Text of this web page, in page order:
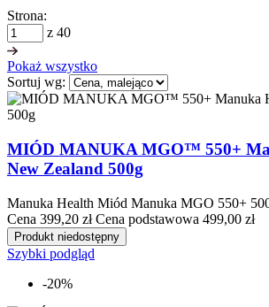
Strona:
z 40
Pokaż wszystko
Sortuj wg:
MIÓD MANUKA MGO™ 550+
New Zealand 500g
Manuka Health Miód Manuka MGO 550+
Cena 399,20 zł Cena podstawowa 499,00 zł
Produkt niedostępny
Szybki podgląd
-20%